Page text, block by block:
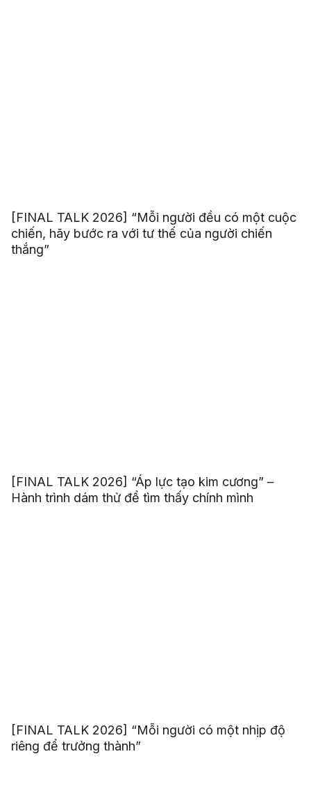
[FINAL TALK 2026] “Mỗi người đều có một cuộc
chiến, hãy bước ra với tư thế của người chiến
thắng”
[FINAL TALK 2026] “Áp lực tạo kim cương” –
Hành trình dám thử để tìm thấy chính mình
[FINAL TALK 2026] “Mỗi người có một nhịp độ
riêng để trưởng thành”